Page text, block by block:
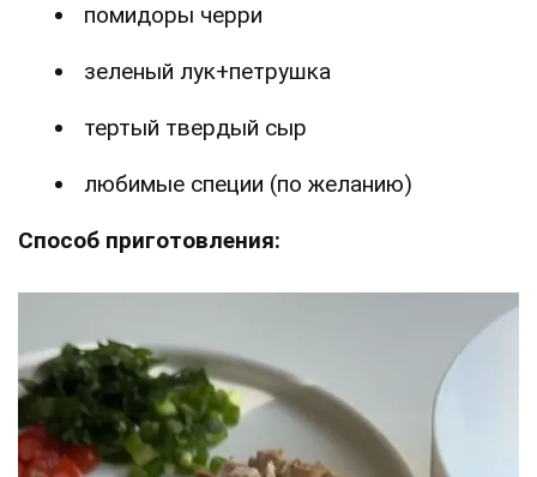
помидоры черри
зеленый лук+петрушка
тертый твердый сыр
любимые специи (по желанию)
Способ приготовления: